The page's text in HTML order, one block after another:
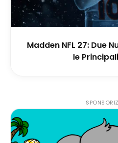
Madden NFL 27: Due
le